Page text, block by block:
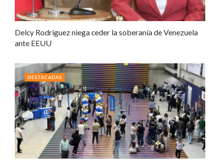
Delcy Rodríguez niega ceder la soberanía de Venezuela
ante EEUU
DESTACADAS